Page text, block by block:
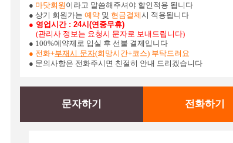
● 마닷회원 이라고 말씀해주셔야 할인적용 됩니다
● 상기 회원가는 예약 및 현금결제시 적용됩니다
● 영업시간 : 24시(연중무휴)
(관리사 정보는 요청시 문자로 보내드립니다)
● 100%예약제로 입실 후 선불 결제입니다
● 전화+부재시 문자(희망시간+코스) 부탁드려요
● 문의사항은 전화주시면 친절히 안내 드리겠습니다
문자하기 전화하기